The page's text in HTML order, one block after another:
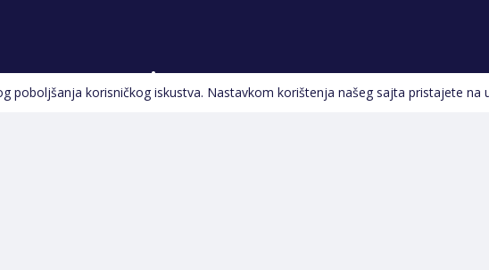
Pratite nas
poboljšanja korisničkog iskustva. Nastavkom korištenja našeg sajta pristajete na